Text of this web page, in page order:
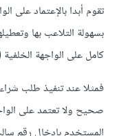
بسهولة التلاعب بها
كامل على الواجهة الخلفية (backend) في التحقق .
صحيح ولا تعتمد على